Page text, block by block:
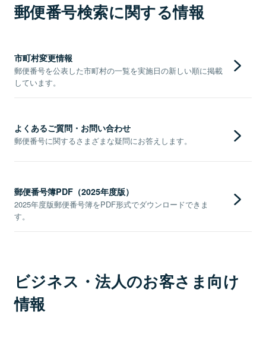
郵便番号検索に関する情報
市町村変更情報
郵便番号を公表した市町村の一覧を実施日の新しい順に掲載
しています。
よくあるご質問・お問い合わせ
郵便番号に関するさまざまな疑問にお答えします。
郵便番号簿PDF（2025年度版）
2025年度版郵便番号簿をPDF形式でダウンロードできま
す。
ビジネス・法人のお客さま向け
情報